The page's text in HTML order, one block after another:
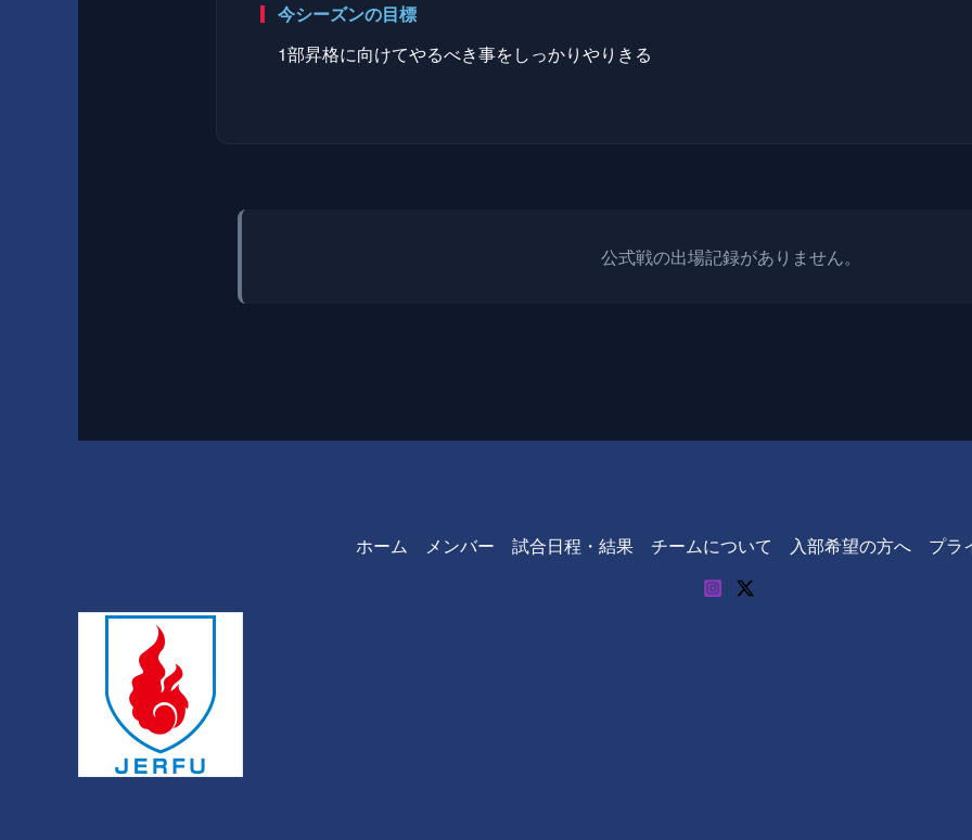
今シーズンの目標
1部昇格に向けてやるべき事をしっかりやりきる
公式戦の出場記録がありません。
ホーム メンバー 試合日程・結果 チームについて 入部希望の方へ プラ